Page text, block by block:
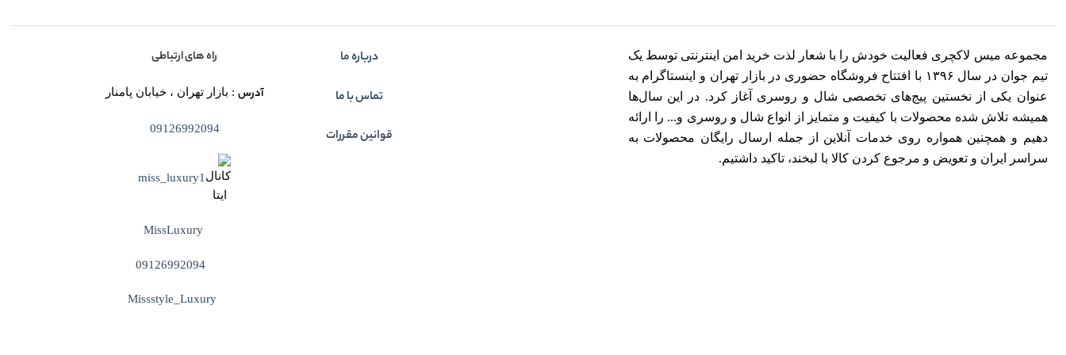
مجموعه میس لاکچری فعالیت خودش را با شعار لذت خرید امن اینترنتی توسط یک
تیم جوان در سال ۱۳۹۶ با افتتاح فروشگاه حضوری در بازار تهران و اینستاگرام به
عنوان یکی از نخستین پیج‌های تخصصی شال و روسری آغاز کرد. در این سال‌ها
همیشه تلاش شده محصولات با کیفیت و متمایز از انواع شال و روسری و... را ارائه
دهیم و همچنین همواره روی خدمات آنلاین از جمله ارسال رایگان محصولات به
سراسر ایران و تعویض و مرجوع کردن کالا با لبخند، تاکید داشتیم.
درباره ما
تماس با ما
قوانین مقررات
راه های ارتباطی
آدرس: بازار تهران ، خیابان پامنار
09126992094
miss_luxury1
MissLuxury
09126992094
Missstyle_Luxury